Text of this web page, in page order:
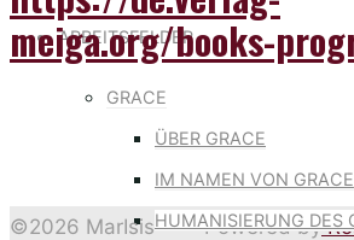
ARBEITSFELDER
GRACE
ÜBER GRACE
IM NAMEN VON GRACE
HUMANISIERUNG DES
meiga.org/books-
Powered by
©2026 MarIsis